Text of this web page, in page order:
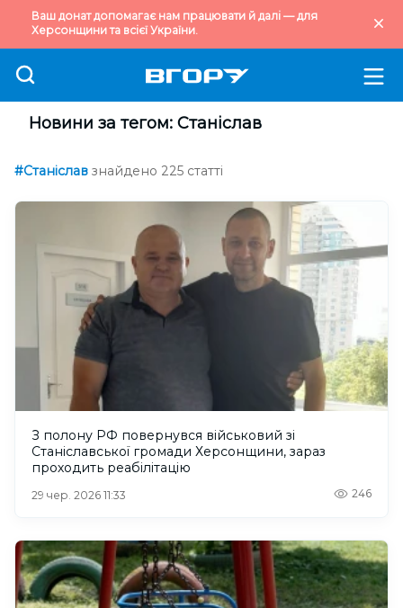
Ваш донат допомагає нам працювати й далі — для
Херсонщини та всієї України.
Новини за тегом: Станіслав
#Станіслав знайдено 225 статті
З полону РФ повернувся військовий зі
Станіславської громади Херсонщини, зараз
проходить реабілітацію
29 чер. 2026 11:33 246